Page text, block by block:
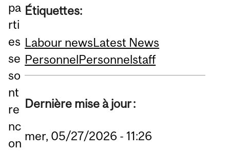
pa
rti
es
se
so
nt
re
nc
on
Étiquettes:
Labour newsLatest News
PersonnelPersonnelstaff
Dernière mise à jour :
mer, 05/27/2026 - 11:26